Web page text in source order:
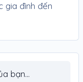
gia đình đến
bạn...